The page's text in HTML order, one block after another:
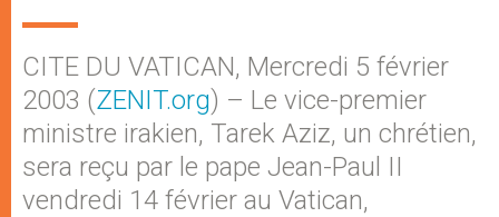
CITE DU VATICAN, Mercredi 5 février
2003 (ZENIT.org) – Le vice-premier
ministre irakien, Tarek Aziz, un chrétien,
sera reçu par le pape Jean-Paul II
vendredi 14 février au Vatican,